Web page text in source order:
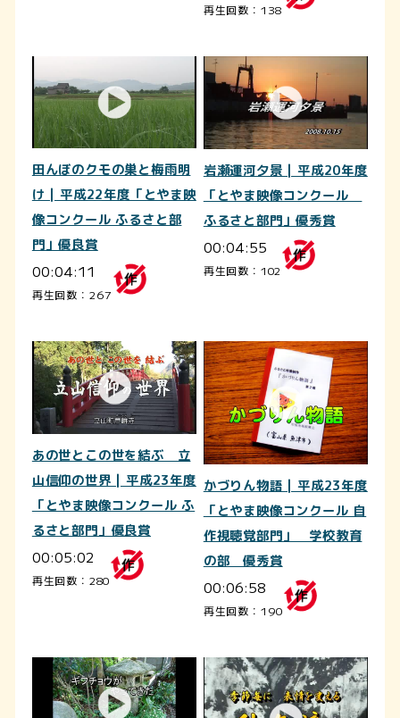
再生回数：138
田んぼのクモの巣と梅雨明
け | 平成22年度「とやま映
像コンクール ふるさと部
門」優良賞
00:04:11
再生回数：267
岩瀬運河夕景 | 平成20年度
「とやま映像コンクール
ふるさと部門」優秀賞
00:04:55
再生回数：102
あの世とこの世を結ぶ 立
山信仰の世界 | 平成23年度
「とやま映像コンクール ふ
るさと部門」優良賞
00:05:02
再生回数：280
かづりん物語 | 平成23年度
「とやま映像コンクール 自
作視聴覚部門」 学校教育
の部 優秀賞
00:06:58
再生回数：190